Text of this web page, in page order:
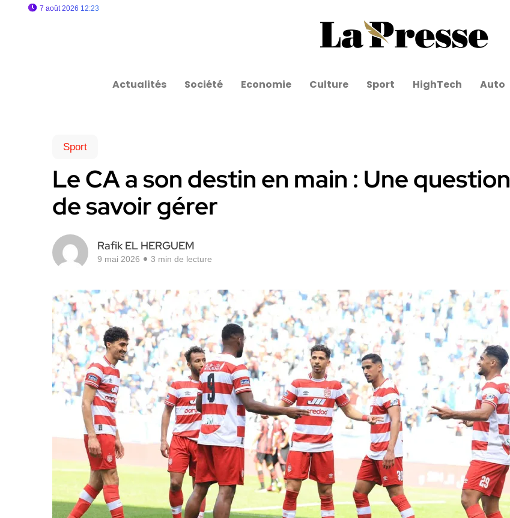
7 août 2026 12:23
Actualités Société Economie Culture Sport HighTech Auto
Sport
Le CA a son destin en main : Une question
de savoir gérer
Rafik EL HERGUEM
9 mai 2026 3 min de lecture